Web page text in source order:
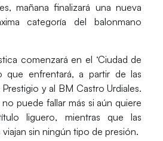
mañana finalizará una nueva
categoría del balonmano
comenzará en el ‘Ciudad de
que enfrentará, a partir de las
y al BM Castro Urdiales.
puede fallar más si aún quiere
liguero, mientras que las
sin ningún tipo de presión.